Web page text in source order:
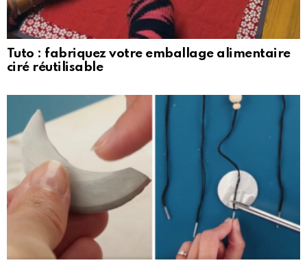
Tuto : fabriquez votre emballage alimentaire
ciré réutilisable